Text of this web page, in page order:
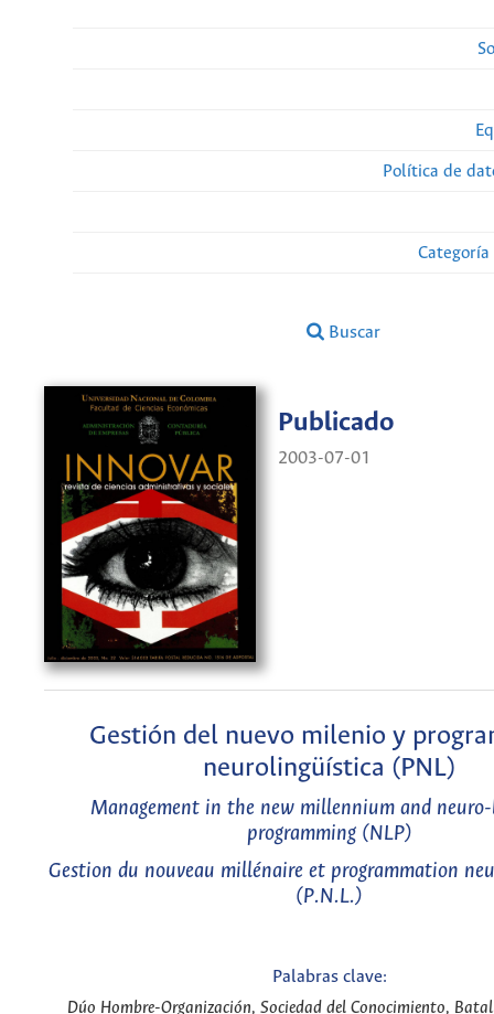
Política de
Buscar
Publicado
2003-07-01
Gestión del nuevo milenio y
neurolingüística (PNL)
Management in the new millennium and
programming (NLP)
Gestion du nouveau millénaire et programmation
(P.N.L.)
Palabras clave:
Dúo Hombre-Organización, Sociedad del Conocimiento,